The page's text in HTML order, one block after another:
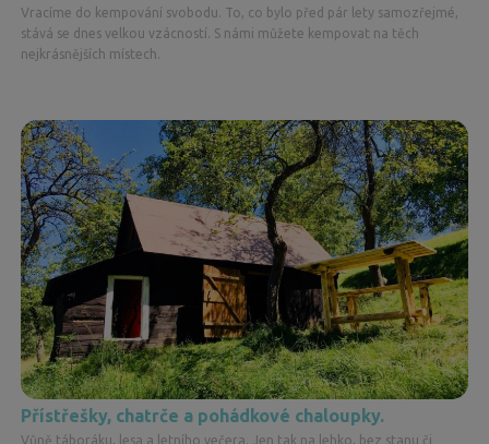
Vracíme do kempování svobodu. To, co bylo před pár lety samozřejmé,
stává se dnes velkou vzácností. S námi můžete kempovat na těch
nejkrásnějších místech.
Přístřešky, chatrče a pohádkové chaloupky.
Vůně táboráku, lesa a letního večera. Jen tak na lehko, bez stanu či